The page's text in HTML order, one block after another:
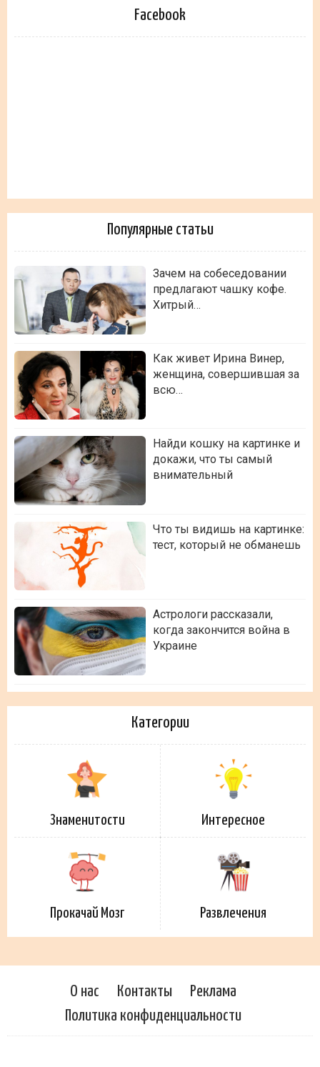
Facebook
Популярные статьи
Зачем на собеседовании
предлагают чашку кофе.
Хитрый…
Как живет Ирина Винер,
женщина, совершившая за
всю…
Найди кошку на картинке и
докажи, что ты самый
внимательный
Что ты видишь на картинке:
тест, который не обманешь
Астрологи рассказали,
когда закончится война в
Украине
Категории
Знаменитости Интересное
Прокачай Мозг Развлечения
О нас Контакты
Реклама
Политика конфиденциальности